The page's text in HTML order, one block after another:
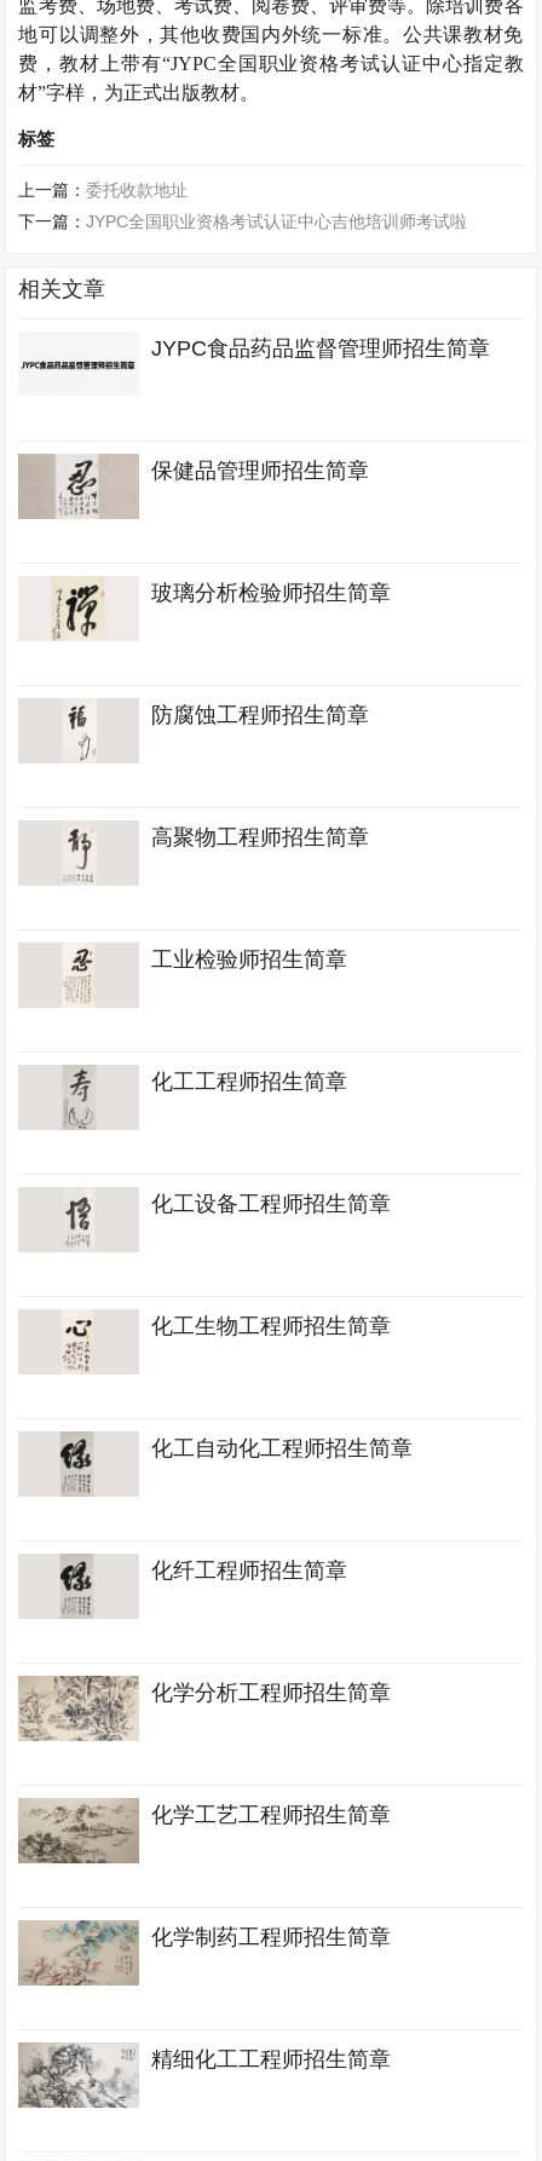
监考费、场地费、考试费、阅卷费、评审费等。除培训费各
地可以调整外，其他收费国内外统一标准。公共课教材免
费，教材上带有“JYPC全国职业资格考试认证中心指定教
材”字样，为正式出版教材。
标签
上一篇：委托收款地址
下一篇：JYPC全国职业资格考试认证中心吉他培训师考试啦
相关文章
JYPC食品药品监督管理师招生简章
保健品管理师招生简章
玻璃分析检验师招生简章
防腐蚀工程师招生简章
高聚物工程师招生简章
工业检验师招生简章
化工工程师招生简章
化工设备工程师招生简章
化工生物工程师招生简章
化工自动化工程师招生简章
化纤工程师招生简章
化学分析工程师招生简章
化学工艺工程师招生简章
化学制药工程师招生简章
精细化工工程师招生简章